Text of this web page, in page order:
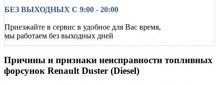
БЕЗ ВЫХОДНЫХ С 9:00 - 20:00
Приезжайте в сервис в удобное для Вас время,
мы работаем без выходных дней
Причины и признаки неисправности топливных
форсунок Renault Duster (Diesel)